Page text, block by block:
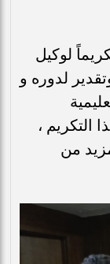
لوكيل
لدوره و
التكريم ،
من